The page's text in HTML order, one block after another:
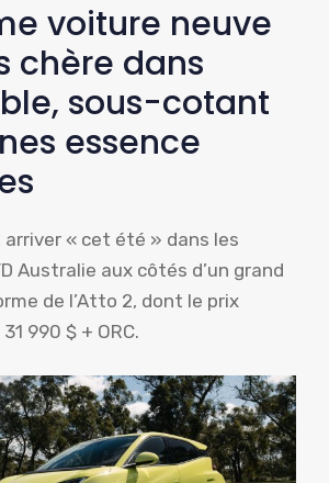
voiture neuve
chère dans
sous-cotant
essence
arriver « cet été » dans les
Australie aux côtés d’un grand
de l’Atto 2, dont le prix
990 $ + ORC.